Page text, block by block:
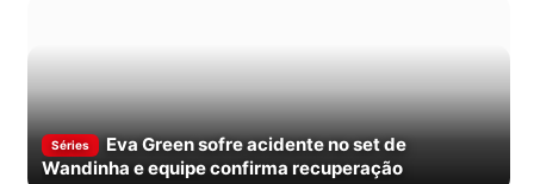
Séries
Eva Green sofre acidente no set de
Wandinha e equipe confirma recuperação